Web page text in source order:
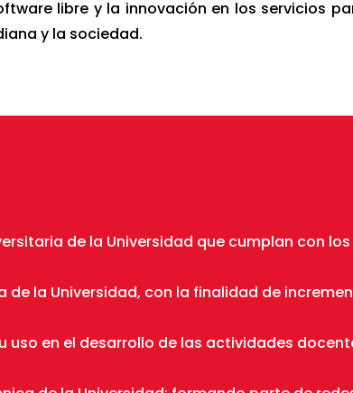
libre y la innovación en los servicios
y la sociedad.
de la Universidad que cumplan con
la Universidad, con la finalidad de
en el desarrollo de las actividades